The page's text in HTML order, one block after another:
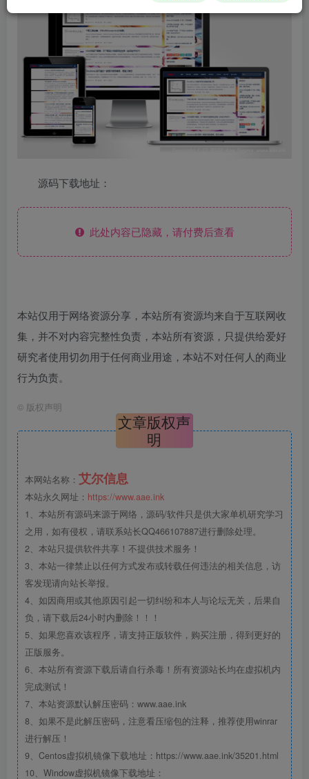
源码下载地址：
此处内容已隐藏，请付费后查看
本站仅用于网络资源分享，本站所有资源均来自于互联网收
集，并不对内容完整性负责，本站所有资源，只提供给爱好
研究者使用切勿用于任何商业用途，本站不对任何人的商业
行为负责。
© 版权声明
文章版权声
明
本网站名称： 艾尔信息
本站永久网址： https://www.aae.ink
1、本站所有源码来源于网络，源码/软件只是供大家单机研究学习
之用，如有侵权，请联系站长QQ466107887进行删除处理。
2、本站只提供软件共享！不提供技术服务！
3、本站一律禁止以任何方式发布或转载任何违法的相关信息，访
客发现请向站长举报。
4、如因商用或其他原因引起一切纠纷和本人与论坛无关，后果自
负，请下载后24小时内删除！！！
5、如果您喜欢该程序，请支持正版软件，购买注册，得到更好的
正版服务。
6、本站所有资源下载后请自行杀毒！所有资源站长均在虚拟机内
完成测试！
7、本站资源默认解压密码：www.aae.ink
8、如果不是此解压密码，注意看压缩包的注释，推荐使用winrar
进行解压！
9、Centos虚拟机镜像下载地址：https://www.aae.ink/35201.html
10、Window虚拟机镜像下载地址：